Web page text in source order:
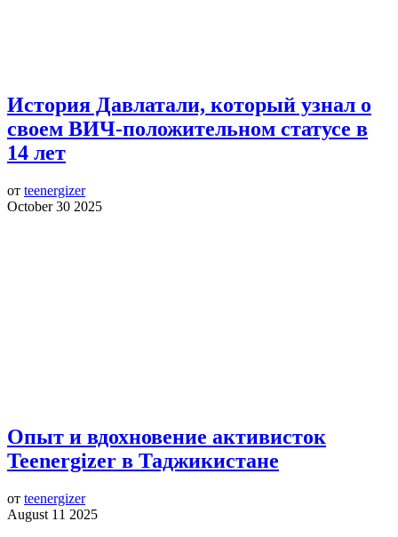
История Давлатали, который узнал о
своем ВИЧ-положительном статусе в
14 лет
от teenergizer
October 30 2025
Опыт и вдохновение активисток
Teenergizer в Таджикистане
от teenergizer
August 11 2025